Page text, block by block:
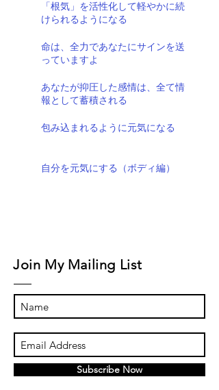
「根気」を活性化して軽やかに続
けられるようになる
命は、全力であなたにサインを送
っていますよ
あなたが抑圧した感情は、全て情
報として蓄積される
包み込まれるように元気になる
自分を元気にする（ボディ編）
Join My Mailing List
Subscribe Now